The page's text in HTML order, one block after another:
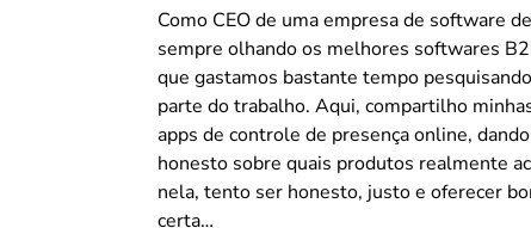
Como CEO de uma empresa de software
sempre olhando os melhores softwares
que gastamos bastante tempo
parte do trabalho. Aqui, compartilho
apps de controle de presença online,
honesto sobre quais produtos realmente
nela, tento ser honesto, justo e oferecer
certa…